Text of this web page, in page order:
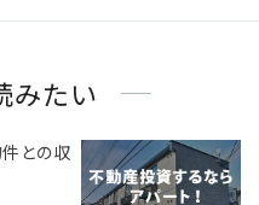
みたい
との収